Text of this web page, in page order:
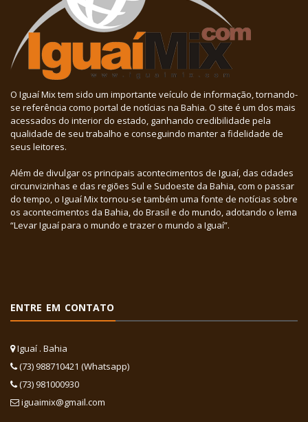
O Iguaí Mix tem sido um importante veículo de informação, tornando-
se referência como portal de notícias na Bahia. O site é um dos mais
acessados do interior do estado, ganhando credibilidade pela
qualidade de seu trabalho e conseguindo manter a fidelidade de
seus leitores.
Além de divulgar os principais acontecimentos de Iguaí, das cidades
circunvizinhas e das regiões Sul e Sudoeste da Bahia, com o passar
do tempo, o Iguaí Mix tornou-se também uma fonte de notícias sobre
os acontecimentos da Bahia, do Brasil e do mundo, adotando o lema
“Levar Iguaí para o mundo e trazer o mundo a Iguaí”.
ENTRE EM CONTATO
Iguaí . Bahia
(73) 988710421 (Whatsapp)
(73) 981000930
iguaimix@gmail.com